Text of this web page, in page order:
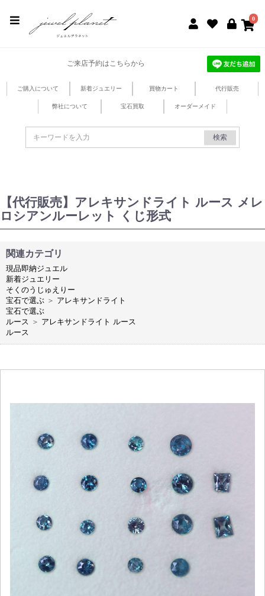
0
ご来店予約はこちらから
ご購入について 新着ジュエリー 買物カート 代行販売
弊社について 宝石買取 オーダーメイド
検索
【代行販売】アレキサンドライト ルース メレ
ロシアンルーレット くじ形式
関連カテゴリ
現品即納ジュエル
新着ジュエリー
そくのうじゅえりー
宝石で選ぶ ＞ アレキサンドライト
宝石で選ぶ
ルース ＞ アレキサンドライト ルース
ルース